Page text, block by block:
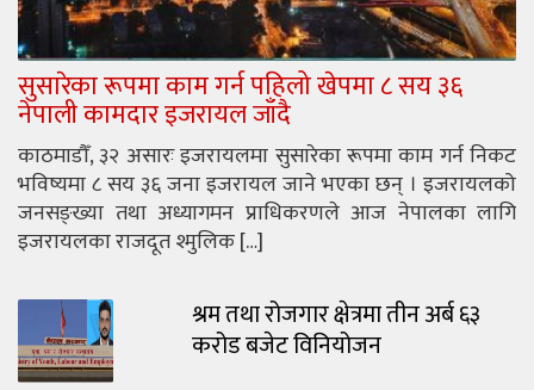
सुसारेका रूपमा काम गर्न पहिलो खेपमा ८ सय ३६
नेपाली कामदार इजरायल जाँदै
काठमाडौँ, ३२ असारः इजरायलमा सुसारेका रूपमा काम गर्न निकट
भविष्यमा ८ सय ३६ जना इजरायल जाने भएका छन् । इजरायलको
जनसङ्ख्या तथा अध्यागमन प्राधिकरणले आज नेपालका लागि
इजरायलका राजदूत श्मुलिक […]
श्रम तथा रोजगार क्षेत्रमा तीन अर्ब ६३
करोड बजेट विनियोजन